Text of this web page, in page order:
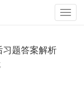
题答案解析